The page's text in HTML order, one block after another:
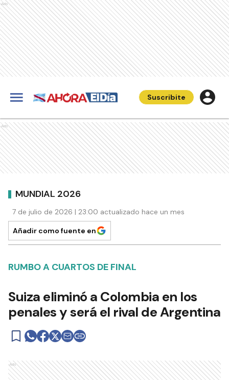
Ads
Suscribite
Ads
MUNDIAL 2026
7 de julio de 2026 | 23:00 actualizado hace un mes
Añadir como fuente en
RUMBO A CUARTOS DE FINAL
Suiza eliminó a Colombia en los
penales y será el rival de Argentina
Ads